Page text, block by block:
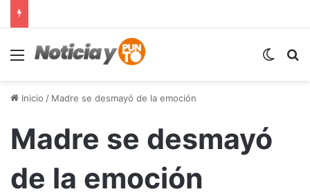
Menú
Inicio / Madre se desmayó de la emoción
Madre se desmayó
de la emoción